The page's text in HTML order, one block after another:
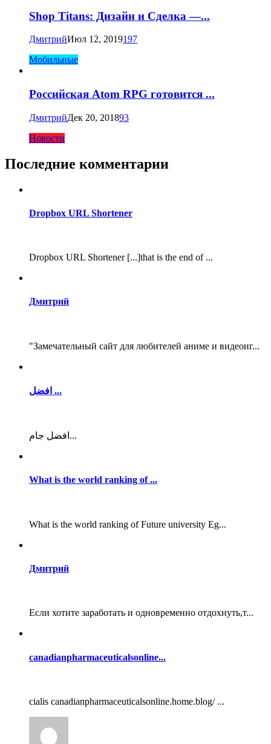
Shop Titans: Дизайн и Сделка —...
ДмитрийИюл 12, 2019197
Мобильные
Российская Atom RPG готовится ...
ДмитрийДек 20, 201893
Новости
Последние комментарии
Dropbox URL Shortener
Dropbox URL Shortener [...]that is the end of ...
Дмитрий
"Замечательный сайт для любителей аниме и видеоиг...
افضل ...
افضل جام...
What is the world ranking of ...
What is the world ranking of Future university Eg...
Дмитрий
Если хотите заработать и одновременно отдохнуть,т...
canadianpharmaceuticalsonline...
cialis canadianpharmaceuticalsonline.home.blog/ ...